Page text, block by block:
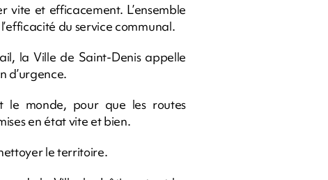
vite et efficacement. L’ensemble
du service communal.
la Ville de Saint-Denis appelle
d’urgence.
le monde, pour que les routes
en état vite et bien.
le territoire.